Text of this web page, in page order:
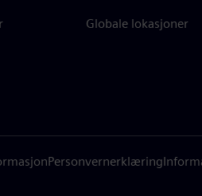
Globale lokasjoner
Personvernerklæring